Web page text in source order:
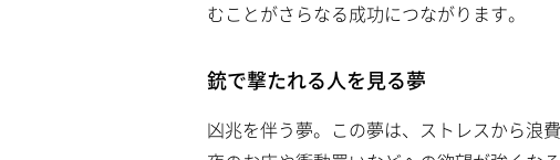
むことがさらなる成功につながります。
銃で撃たれる人を見る夢
凶兆を伴う夢。この夢は、ストレスから浪